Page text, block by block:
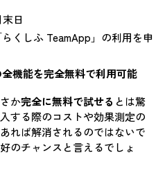
日
くしふ TeamApp」の利用を申
全機能を完全無料で利用可能
か完全に無料で試せる とは驚
する際のコストや効果測定の
れば解消されるのではないで
のチャンスと言えるでしょ